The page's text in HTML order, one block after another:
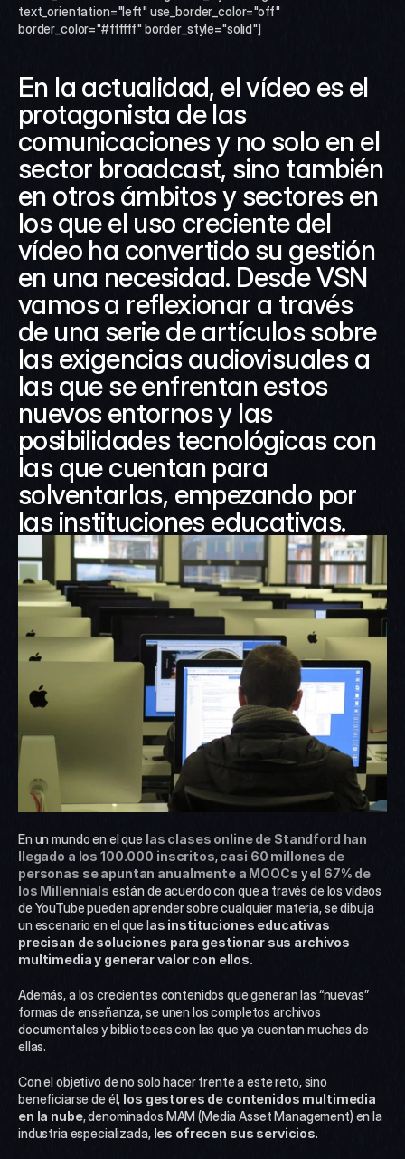
text_orientation="left" use_border_color="off"
border_color="#ffffff" border_style="solid"]
En la actualidad, el vídeo es el
protagonista de las
comunicaciones y no solo en el
sector broadcast, sino también
en otros ámbitos y sectores en
los que el uso creciente del
vídeo ha convertido su gestión
en una necesidad. Desde VSN
vamos a reflexionar a través
de una serie de artículos sobre
las exigencias audiovisuales a
las que se enfrentan estos
nuevos entornos y las
posibilidades tecnológicas con
las que cuentan para
solventarlas, empezando por
las instituciones educativas.
En un mundo en el que las clases online de Standford han
llegado a los 100.000 inscritos, casi 60 millones de
personas se apuntan anualmente a MOOCs y el 67% de
los Millennials están de acuerdo con que a través de los vídeos
de YouTube pueden aprender sobre cualquier materia, se dibuja
un escenario en el que las instituciones educativas
precisan de soluciones para gestionar sus archivos
multimedia y generar valor con ellos.
Además, a los crecientes contenidos que generan las “nuevas”
formas de enseñanza, se unen los completos archivos
documentales y bibliotecas con las que ya cuentan muchas de
ellas.
Con el objetivo de no solo hacer frente a este reto, sino
beneficiarse de él, los gestores de contenidos multimedia
en la nube, denominados MAM (Media Asset Management) en la
industria especializada, les ofrecen sus servicios.